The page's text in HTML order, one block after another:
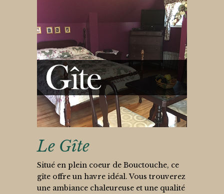
Le Gîte
Situé en plein coeur de Bouctouche, ce
gîte offre un havre idéal. Vous trouverez
une ambiance chaleureuse et une qualité